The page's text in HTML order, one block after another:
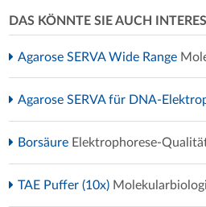
DAS KÖNNTE SIE AUCH
Agarose SERVA Wide Range
Agarose SERVA für DNA-
Borsäure Elektrophorese-
TAE Puffer (10x)